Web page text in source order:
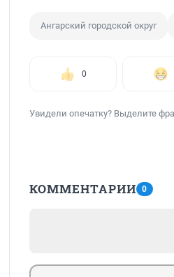
Ангарский городской округ
0
Увидели опечатку? Выделите
КОММЕНТАРИИ 0